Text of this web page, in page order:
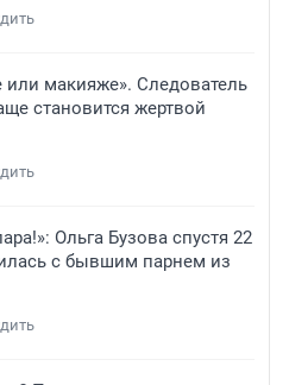
макияже». Следователь
становится жертвой
Ольга Бузова спустя 22
с бывшим парнем из